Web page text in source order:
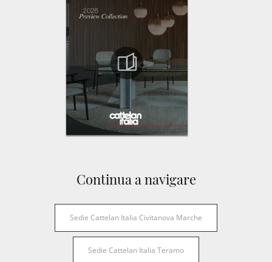
Continua a navigare
Sedie Cattelan Italia Civitanova Marche
Sedie Cattelan Italia Teramo